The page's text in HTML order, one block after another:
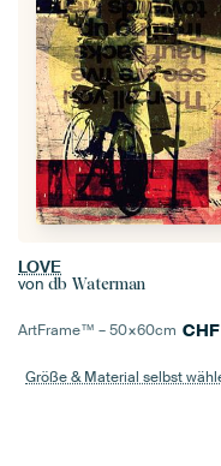
LOVE
von db Waterman
ArtFrame™ –50×60cm CHF
Größe & Material selbst